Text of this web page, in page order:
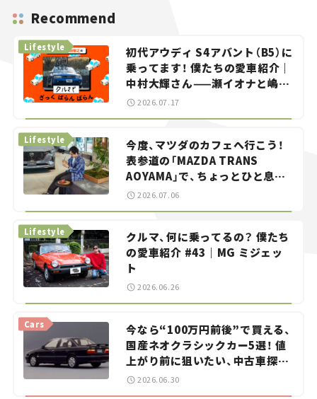
Recommend
初代アウディ S4アバント（B5）に
乗ってます！ 僕たちの愛車紹介｜
中村大輝さん——瀬イオナと嶋田
智之の「クルマでざっくばらんば
Lifestyle
2026.07.17
今度、マツダのカフェへ行こう！
表参道の「MAZDA TRANS
AOYAMA」で、ちょっとひと息。
——連載｜CCGとクルマでどうす
Lifestyle
2026.07.06
クルマ、何に乗ってるの？ 僕たち
の愛車紹介 #43｜MG ミジェッ
ト
Lifestyle
2026.06.26
今なら“100万円前後”で買える、
国産ネオクラシックカー5選！ 値
上がり前に狙いたい、中古車探し
をお手伝い――ちょっとイケてるマ
Cars
2026.06.30